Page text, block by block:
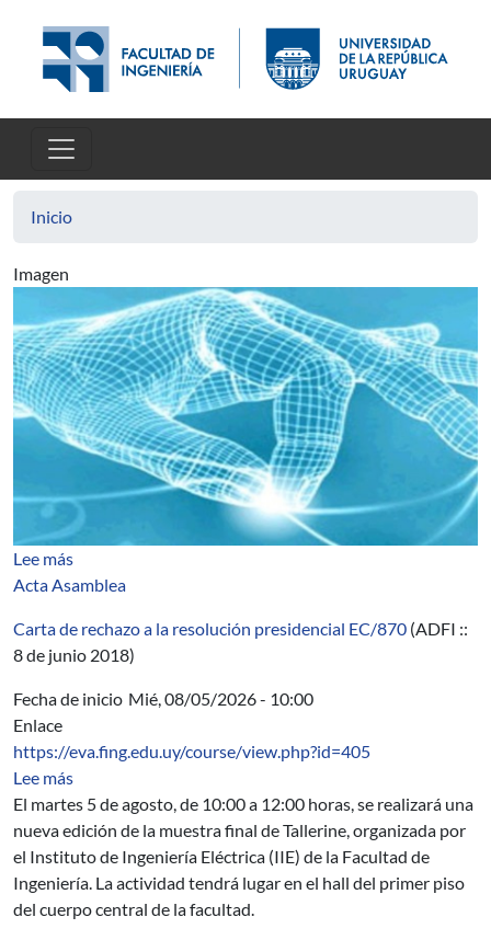
Inicio
Imagen
Lee más
Acta Asamblea
Carta de rechazo a la resolución presidencial EC/870 (ADFI ::
8 de junio 2018)
Fecha de inicio Mié, 08/05/2026 - 10:00
Enlace
https://eva.fing.edu.uy/course/view.php?id=405
Lee más
El martes 5 de agosto, de 10:00 a 12:00 horas, se realizará una
nueva edición de la muestra final de Tallerine, organizada por
el Instituto de Ingeniería Eléctrica (IIE) de la Facultad de
Ingeniería. La actividad tendrá lugar en el hall del primer piso
del cuerpo central de la facultad.